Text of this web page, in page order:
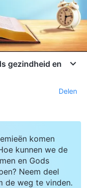
gezindheid en
Delen
komen
kunnen we de
en Gods
Neem deel
de weg te vinden.